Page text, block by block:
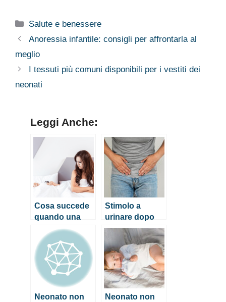
Categorie
Salute e benessere
Anoressia infantile: consigli per affrontarla al
meglio
I tessuti più comuni disponibili per i vestiti dei
neonati
Leggi Anche:
Cosa succede
quando una
donna perde la
verginità?
Stimolo a
urinare dopo
aver urinato:
perché
succede e cosa
puoi fare
Neonato non
Neonato non